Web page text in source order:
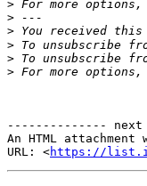
> For more
>
>
> To unsubscribe
> To unsubscribe
> For more
--------------
An HTML attachment
URL: <https://